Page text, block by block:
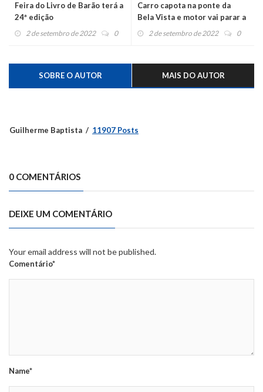
Feira do Livro de Barão terá a
24ª edição
2 de setembro de 2022 0
Carro capota na ponte da
Bela Vista e motor vai parar a
50 metros
2 de setembro de 2022 0
SOBRE O AUTOR MAIS DO AUTOR
Guilherme Baptista 11907 Posts
0 COMENTÁRIOS
DEIXE UM COMENTÁRIO
Your email address will not be published.
Comentário*
Name*